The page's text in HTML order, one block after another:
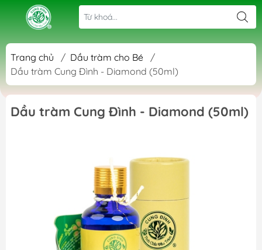
Trang chủ / Dầu tràm cho Bé
/
Dầu tràm Cung Đình - Diamond (50ml)
Dầu tràm Cung Đình - Diamond (50ml)